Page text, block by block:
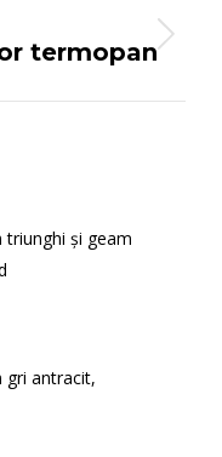
termopan
și geam
gri antracit,